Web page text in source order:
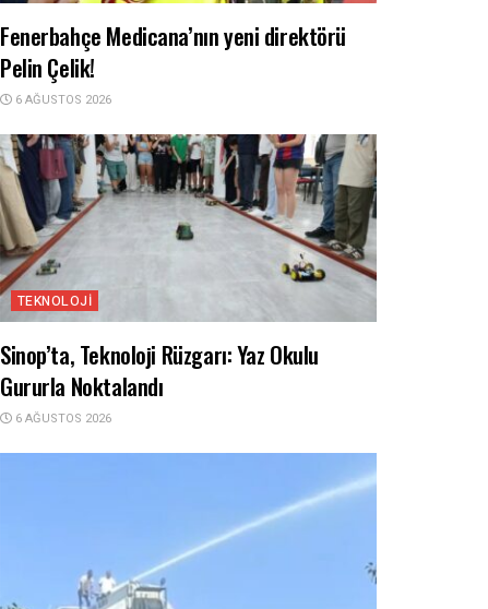
Fenerbahçe Medicana’nın yeni direktörü
Pelin Çelik!
6 AĞUSTOS 2026
TEKNOLOJI
Sinop’ta, Teknoloji Rüzgarı: Yaz Okulu
Gururla Noktalandı
6 AĞUSTOS 2026